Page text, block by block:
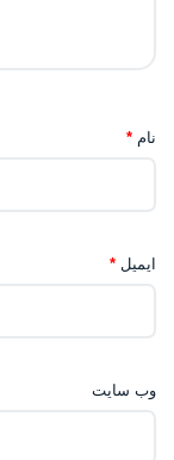
نام *
ایمیل *
وب‌ سایت